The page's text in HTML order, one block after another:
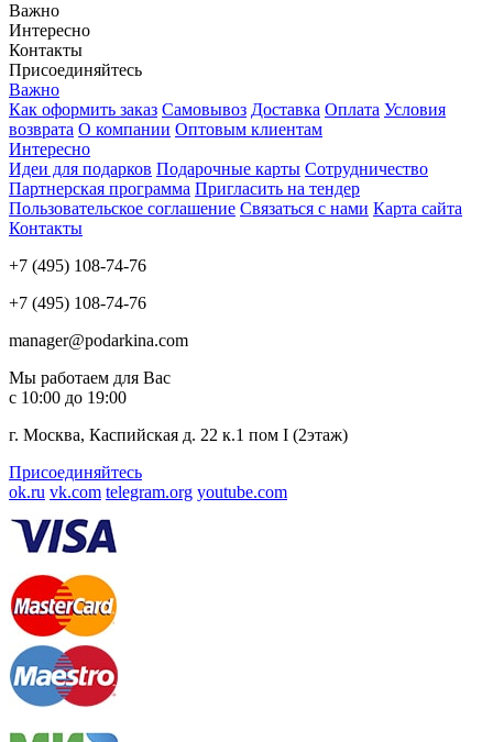
Важно
Интересно
Контакты
Присоединяйтесь
Важно
Как оформить заказ Самовывоз Доставка Оплата Условия
возврата О компании Оптовым клиентам
Интересно
Идеи для подарков Подарочные карты Сотрудничество
Партнерская программа Пригласить на тендер
Пользовательское соглашение Связаться с нами Карта сайта
Контакты
+7 (495) 108-74-76
+7 (495) 108-74-76
manager@podarkina.com
Мы работаем для Вас
с 10:00 до 19:00
г. Москва, Каспийская д. 22 к.1 пом I (2этаж)
Присоединяйтесь
ok.ru vk.com telegram.org youtube.com